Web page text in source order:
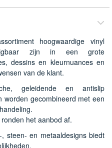
hoogwaardige vinyl
zijn in een grote
dessins en kleurnuances en
van de klant.
geleidende en antislip
worden gecombineerd met een
het aanbod af.
steen- en metaaldesigns biedt